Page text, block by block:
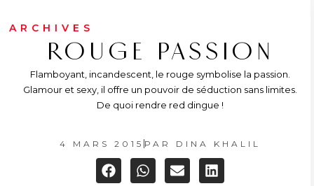
ARCHIVES
ROUGE PASSION
Flamboyant, incandescent, le rouge symbolise la passion.
Glamour et sexy, il offre un pouvoir de séduction sans limites.
De quoi rendre red dingue !
4 MARS 2015 PAR DINA KHALIL